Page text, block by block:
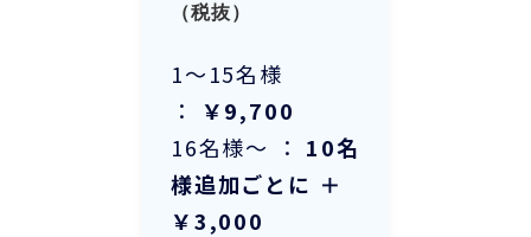
（税抜）
1～15名様
：
￥9,700
16名様～ ： 10名
様追加ごとに ＋
￥3,000